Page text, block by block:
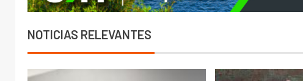
NOTICIAS RELEVANTES